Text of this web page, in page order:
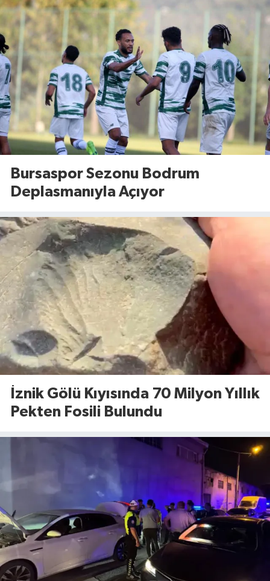
Bursaspor Sezonu Bodrum
Deplasmanıyla Açıyor
İznik Gölü Kıyısında 70 Milyon Yıllık
Pekten Fosili Bulundu